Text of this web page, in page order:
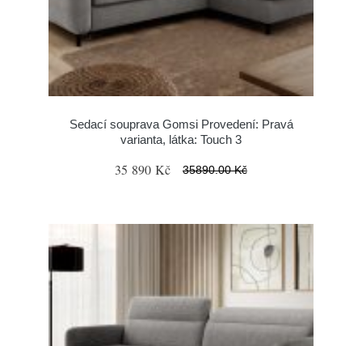
Sedací souprava Gomsi Provedení: Pravá
varianta, látka: Touch 3
35 890 Kč 35890.00 Kč